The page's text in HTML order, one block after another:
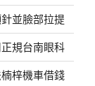
並臉部拉提
規台南眼科
梓機車借錢